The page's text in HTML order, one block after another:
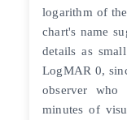
logarithm of
chart's name
details as
LogMAR 0,
observer
minutes of